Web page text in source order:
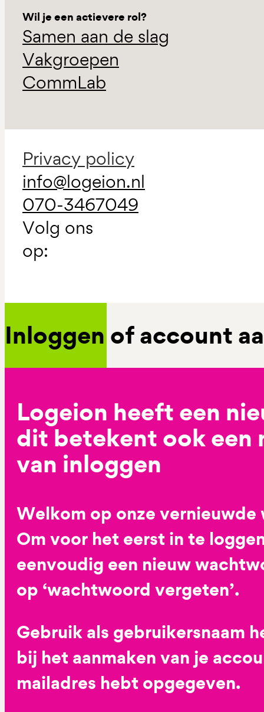
Wil je een actievere rol?
Samen aan de slag
Vakgroepen
CommLab
Privacy policy
info@logeion.nl
070-3467049
Volg ons
op:
Inloggen of account
Logeion heeft een
dit betekent ook een
van inloggen
Welkom op onze vernieuwde
Om voor het eerst in te
eenvoudig een nieuw
op ‘wachtwoord vergeten’.
Gebruik als gebruikersnaam
bij het aanmaken van je
mailadres hebt opgegeven.